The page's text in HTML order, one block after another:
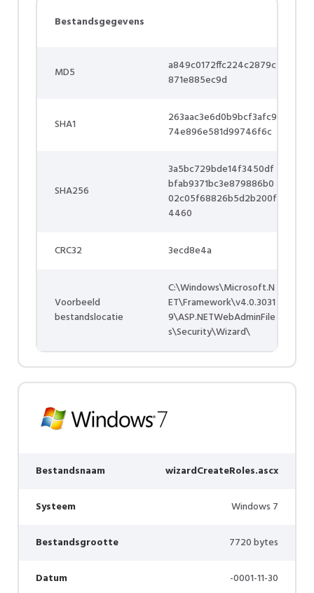
Bestandsgegevens
MD5
a849c0172ffc224c2879c
871e885ec9d
SHA1
263aac3e6d0b9bcf3afc9
74e896e581d99746f6c
SHA256
3a5bc729bde14f3450df
bfab9371bc3e879886b0
02c05f68826b5d2b200f
4460
CRC32 3ecd8e4a
Voorbeeld
bestandslocatie
C:\Windows\Microsoft.N
ET\Framework\v4.0.3031
9\ASP.NETWebAdminFile
s\Security\Wizard\
Bestandsnaam wizardCreateRoles.ascx
Systeem Windows 7
Bestandsgrootte 7720 bytes
Datum -0001-11-30